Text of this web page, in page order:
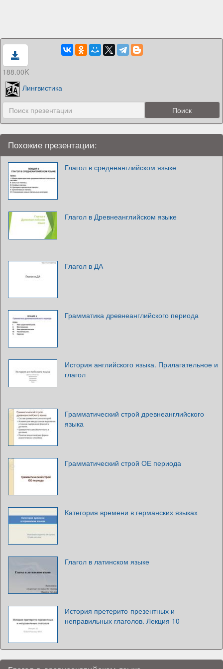
188.00K
Лингвистика
Похожие презентации:
Глагол в среднеанглийском языке
Глагол в Древнеанглийском языке
Глагол в ДА
Грамматика древнеанглийского периода
История английского языка. Прилагательное и
глагол
Грамматический строй древнеанглийского
языка
Грамматический строй ОЕ периода
Категория времени в германских языках
Глагол в латинском языке
История претерито-презентных и
неправильных глаголов. Лекция 10